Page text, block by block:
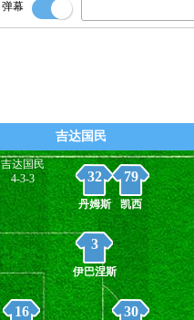
直播 64' - 第1个越位 - (吉达国民)
弹幕
吉达国民
吉达国民
4-3-3
16
3
伊巴涅斯
32
丹姆斯
30
79
凯西